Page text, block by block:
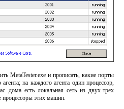
MetaTester.exe и прописать, какие порты
на каждого агента один процессор,
дома есть локальная сеть из двух-трех
процессоры этих машин.